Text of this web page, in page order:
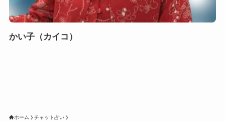
かい子（カイコ）
ホーム チャット占い